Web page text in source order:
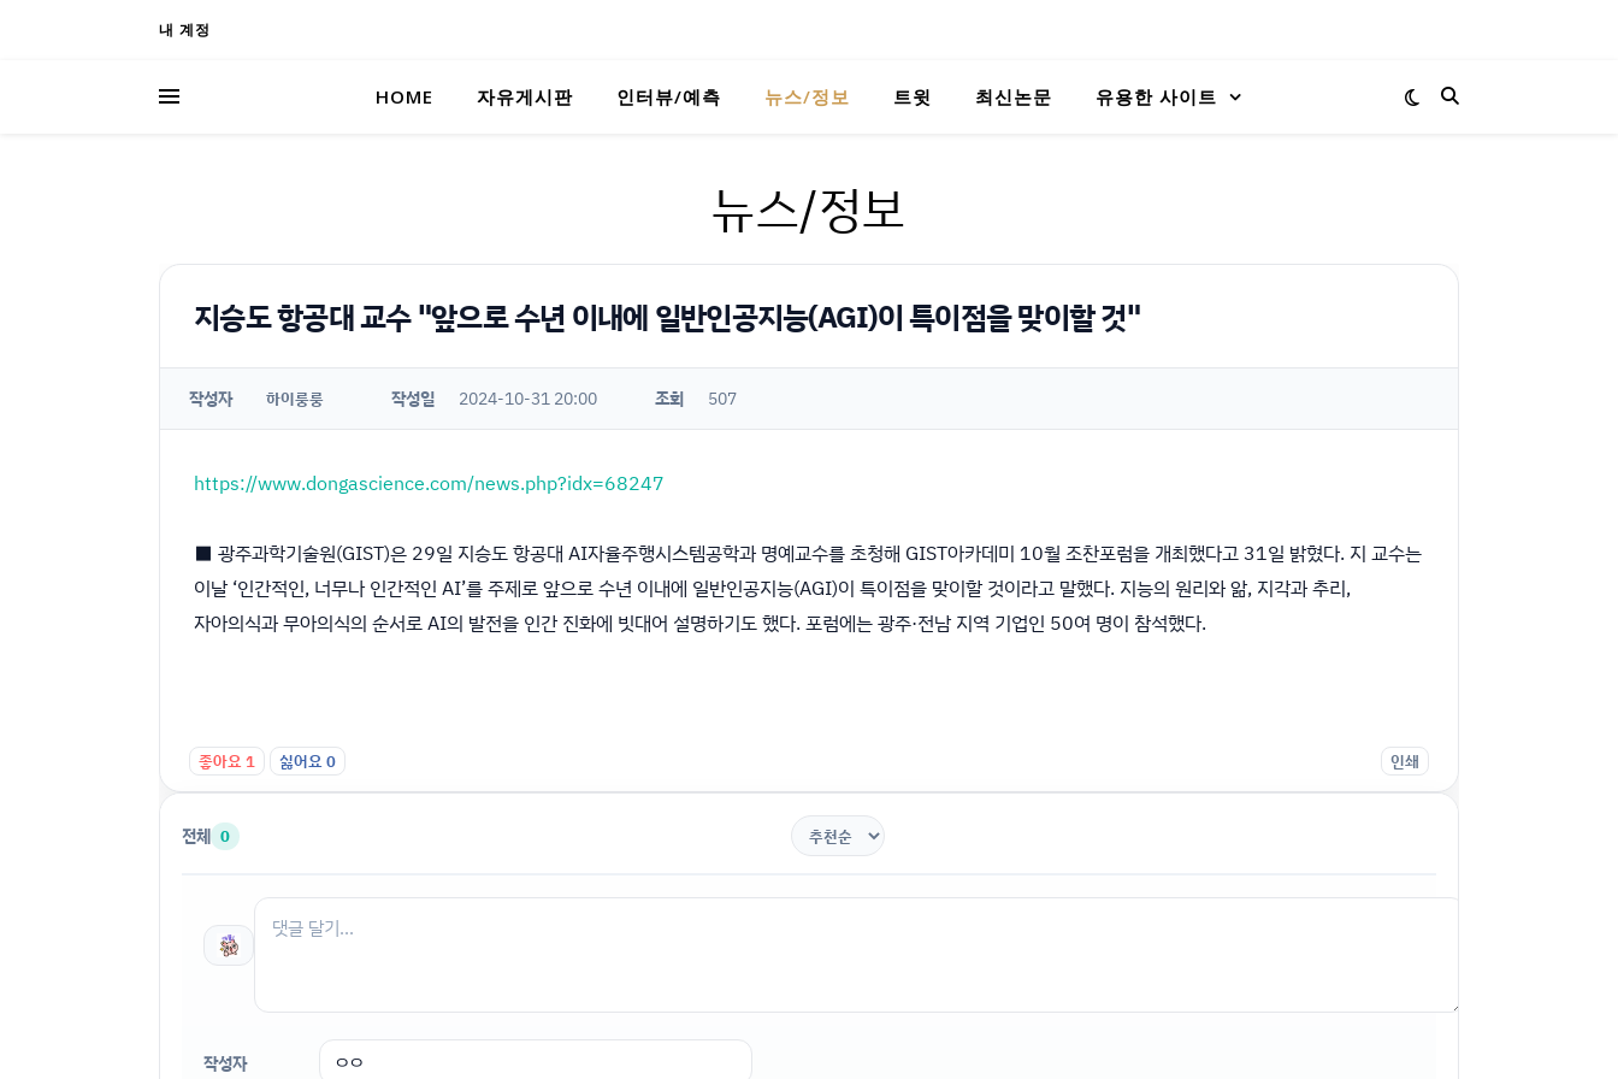
내 계정
HOME 자유게시판 인터뷰/예측 뉴스/정보 트윗 최신논문 유용한 사이트
뉴스/정보
지승도 항공대 교수 "앞으로 수년 이내에 일반인공지능(AGI)이 특이점을 맞이할 것"
작성자 하이룽룽 작성일 2024-10-31 20:00 조회 507
https://www.dongascience.com/news.php?idx=68247
■ 광주과학기술원(GIST)은 29일 지승도 항공대 AI자율주행시스템공학과 명예교수를 초청해 GIST아카데미 10월 조찬포럼을 개최했다고 31일 밝혔다. 지 교수는
이날 ‘인간적인, 너무나 인간적인 AI’를 주제로 앞으로 수년 이내에 일반인공지능(AGI)이 특이점을 맞이할 것이라고 말했다. 지능의 원리와 앎, 지각과 추리,
자아의식과 무아의식의 순서로 AI의 발전을 인간 진화에 빗대어 설명하기도 했다. 포럼에는 광주·전남 지역 기업인 50여 명이 참석했다.
좋아요1 싫어요0 인쇄
전체 0
작성자